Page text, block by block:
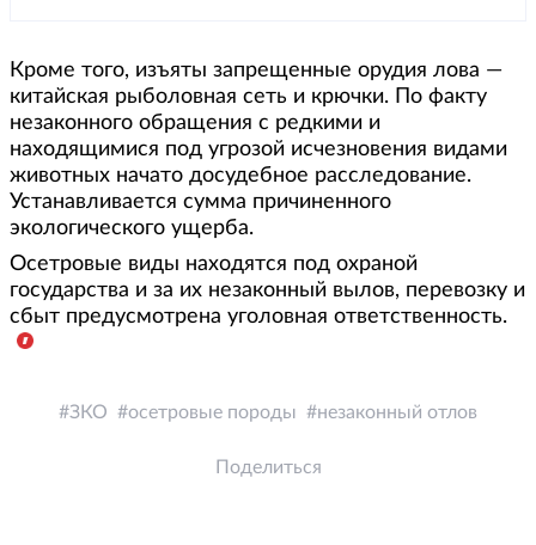
Кроме того, изъяты запрещенные орудия лова —
китайская рыболовная сеть и крючки. По факту
незаконного обращения с редкими и
находящимися под угрозой исчезновения видами
животных начато досудебное расследование.
Устанавливается сумма причиненного
экологического ущерба.
Осетровые виды находятся под охраной
государства и за их незаконный вылов, перевозку и
сбыт предусмотрена уголовная ответственность.
ЗКО осетровые породы незаконный отлов
Поделиться